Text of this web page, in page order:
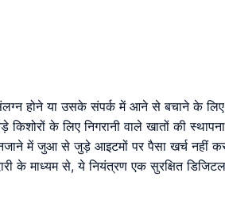
होने या उसके संपर्क में आने से बचाने के
के लिए निगरानी वाले खातों की
में जुआ से जुड़े आइटमों पर पैसा खर्च नहीं कर
के माध्यम से, ये नियंत्रण एक सुरक्षित